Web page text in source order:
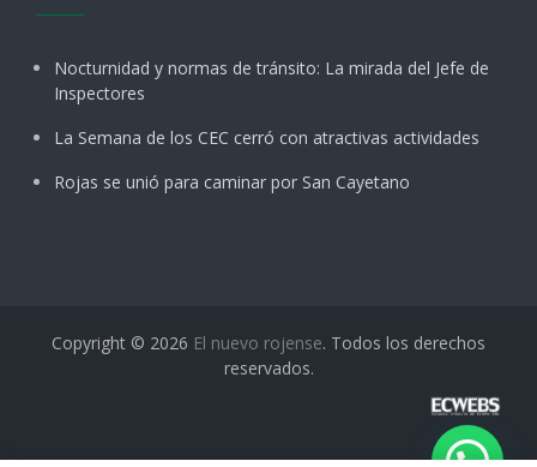
Nocturnidad y normas de tránsito: La mirada del Jefe de
Inspectores
La Semana de los CEC cerró con atractivas actividades
Rojas se unió para caminar por San Cayetano
Copyright © 2026 El nuevo rojense. Todos los derechos
reservados.